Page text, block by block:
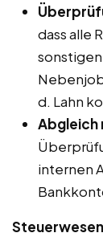
dass alle
d. Lahn
Abgleich
internen